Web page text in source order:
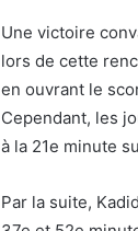
Une victoire
lors de cette
en ouvrant le
Cependant, les
à la 21e minute
Par la suite,